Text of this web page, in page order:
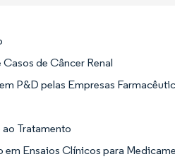
de Câncer Renal
P&D pelas Empresas
Tratamento
em Ensaios Clínicos para